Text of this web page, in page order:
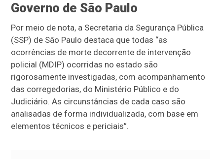
Governo de São Paulo
Por meio de nota, a Secretaria da Segurança Pública
(SSP) de São Paulo destaca que todas “as
ocorrências de morte decorrente de intervenção
policial (MDIP) ocorridas no estado são
rigorosamente investigadas, com acompanhamento
das corregedorias, do Ministério Público e do
Judiciário. As circunstâncias de cada caso são
analisadas de forma individualizada, com base em
elementos técnicos e periciais”.